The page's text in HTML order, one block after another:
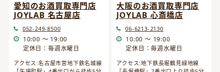
愛知のお酒買取専門店
JOYLAB 名古屋店
052-249-8500
10:00 ～ 19:00
定休日：毎週水曜日
アクセス:名古屋市営地下鉄名城線
大阪のお酒買取専門店
JOYLAB 心斎橋店
06-6213-2130
10:00 ～ 19:00
定休日：毎週水曜日
アクセス:地下鉄長堀鶴見緑地線